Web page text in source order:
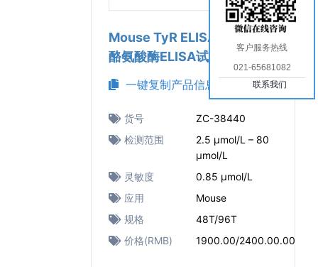
Mouse TyR ELISA Kit（小鼠
酪氨酸酶ELISA试剂盒）
一键复制产品信息
货号
ZC-38440
检测范围
2.5 μmol/L – 80
μmol/L
灵敏度
0.85 μmol/L
应用
Mouse
规格
48T/96T
价格(RMB)
1900.00/2400.00.00
客户服务热线
021-65681082
联系我们